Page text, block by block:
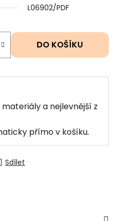
L06902/PDF
DO KOŠÍKU
a nejlevnější z
přímo v košíku.
Sdílet